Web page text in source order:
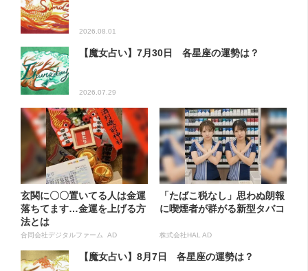
2026.08.01
【魔女占い】7月30日 各星座の運勢は？
2026.07.29
玄関に〇〇置いてる人は金運
落ちてます…金運を上げる方
法とは
合同会社デジタルファーム AD
「たばこ税なし」思わぬ朗報
に喫煙者が群がる新型タバコ
株式会社HAL AD
【魔女占い】8月7日 各星座の運勢は？